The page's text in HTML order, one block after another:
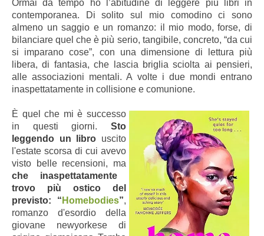
Ormai da tempo ho l’abitudine di leggere più libri in
contemporanea. Di solito sul mio comodino ci sono
almeno un saggio e un romanzo: il mio modo, forse, di
bilanciare quel che è più serio, tangibile, concreto, “da cui
si imparano cose”, con una dimensione di lettura più
libera, di fantasia, che lascia briglia sciolta ai pensieri,
alle associazioni mentali. A volte i due mondi entrano
inaspettatamente in collisione e comunione.
È quel che mi è successo
in questi giorni. Sto
leggendo un libro uscito
l'estate scorsa di cui avevo
visto belle recensioni, ma
che inaspettatamente
trovo più ostico del
previsto: “ Homebodies”,
romanzo d'esordio della
giovane newyorkese di